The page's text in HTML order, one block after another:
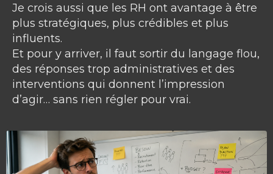
Je crois aussi que les RH ont avantage à être
plus stratégiques, plus crédibles et plus
influents.
Et pour y arriver, il faut sortir du langage flou,
des réponses trop administratives et des
interventions qui donnent l’impression
d’agir… sans rien régler pour vrai.